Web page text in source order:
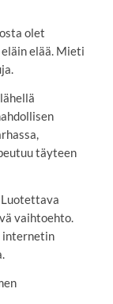
olet
elää. Mieti
täyteen
vaihtoehto.
internetin